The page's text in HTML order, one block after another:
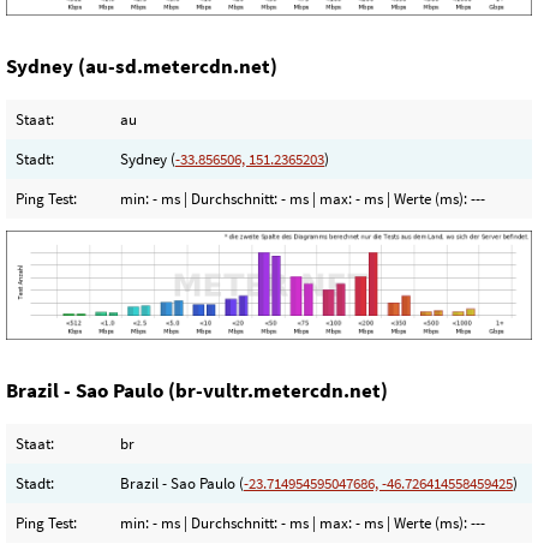
Sydney (au-sd.metercdn.net)
Staat:
au
Stadt:
Sydney (-33.856506, 151.2365203)
Ping Test:
min:- ms | Durchschnitt:- ms | max:- ms | Werte (ms):---
Brazil - Sao Paulo (br-vultr.metercdn.net)
Staat:
br
Stadt:
Brazil - Sao Paulo (-23.714954595047686, -46.726414558459425)
Ping Test:
min:- ms | Durchschnitt:- ms | max:- ms | Werte (ms):---